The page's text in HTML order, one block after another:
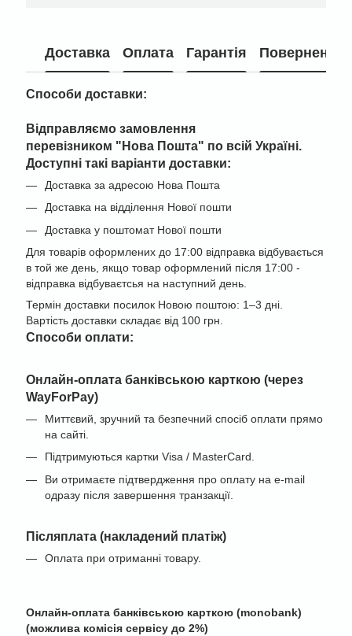
Доставка Оплата Гарантія Повернення
Способи доставки:
Відправляємо замовлення
перевізником "Нова Пошта" по всій Україні.
Доступні такі варіанти доставки:
Доставка за адресою Нова Пошта
Доставка на відділення Нової пошти
Доставка у поштомат Нової пошти
Для товарів оформлених до 17:00 відправка відбувається
в той же день, якщо товар оформлений після 17:00 -
відправка відбуваєтсья на наступний день.
Термін доставки посилок Новою поштою: 1–3 дні.
Вартість доставки складає від 100 грн.
Cпособи оплати:
Онлайн-оплата банківською карткою (через
WayForPay)
Миттєвий, зручний та безпечний спосіб оплати прямо
на сайті.
Підтримуються картки Visa / MasterCard.
Ви отримаєте підтвердження про оплату на e-mail
одразу після завершення транзакції.
Післяплата (накладений платіж)
Оплата при отриманні товару.
Онлайн-оплата банківською карткою (monobank)
(можлива комісія сервісу до 2%)